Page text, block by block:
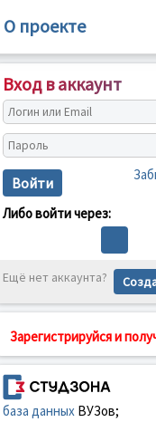
О проекте
Вход в аккаунт
Войти
Либо войти через:
Ещё нет аккаунта?
Зарегистрируйся и
база данныхВУЗов;